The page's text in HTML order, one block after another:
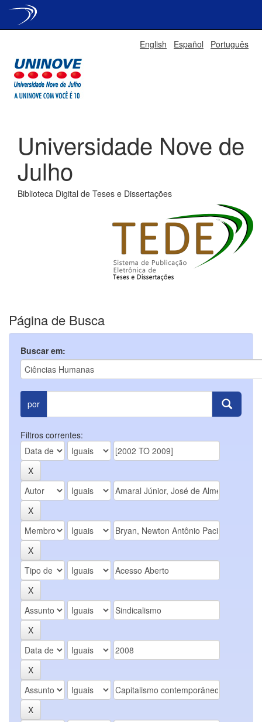
English Español Português
Universidade Nove de
Julho
Biblioteca Digital de Teses e Dissertações
Página de Busca
Buscar em:
por
Filtros correntes: